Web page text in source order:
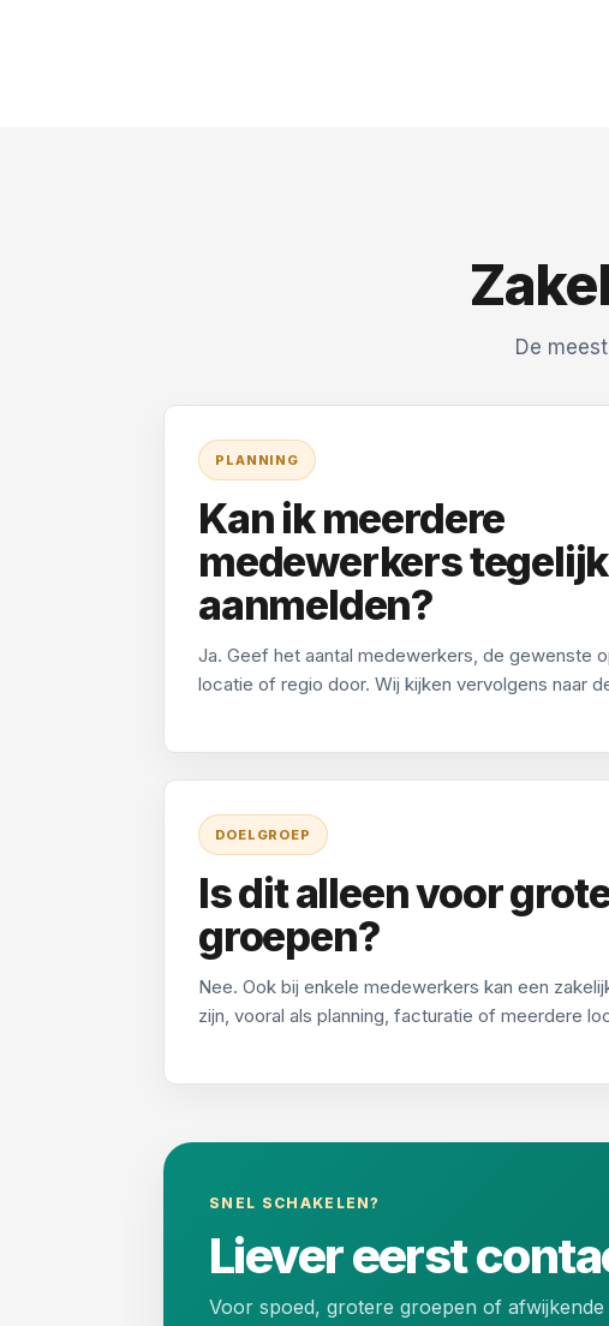
De
PLANNING
Kan ik meerdere
medewerkers tegelijk
aanmelden?
Ja. Geef het aantal medewerkers, de gewenste
locatie of regio door. Wij kijken vervolgens naar
DOELGROEP
Is dit alleen voor
groepen?
Nee. Ook bij enkele medewerkers kan een
zijn, vooral als planning, facturatie of meerdere
SNEL SCHAKELEN?
Liever eerst
Voor spoed, grotere groepen of